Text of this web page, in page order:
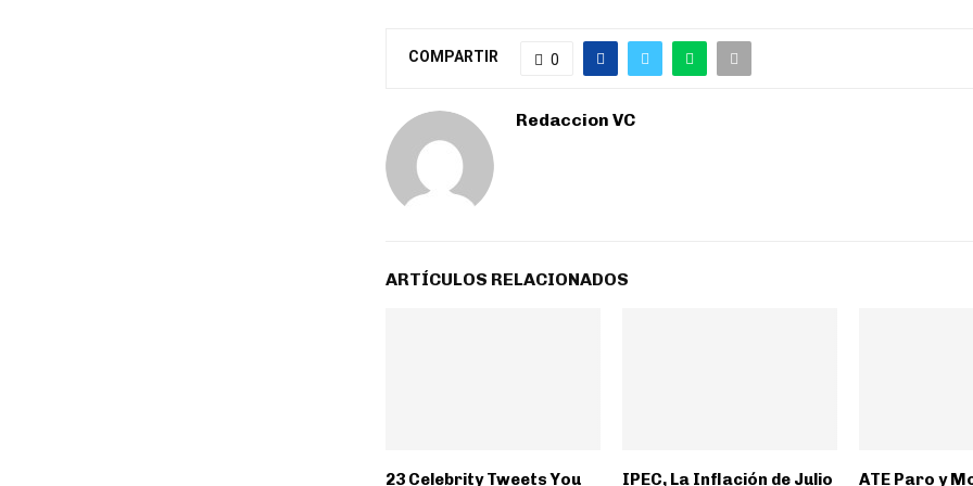
COMPARTIR 0
Redaccion VC
ARTÍCULOS RELACIONADOS
23 Celebrity Tweets You IPEC, La Inflación de Julio ATE Paro y